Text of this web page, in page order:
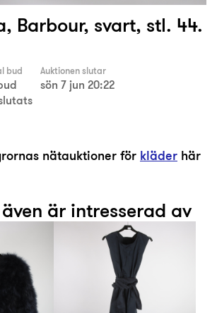
Barbour, svart, stl. 44.
bud Auktionen slutar
sön 7 jun 20:22
nätauktioner för kläder här
är intresserad av